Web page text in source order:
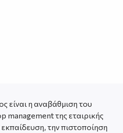
είναι η αναβάθμιση του
management της εταιρικής
την πιστοποίηση